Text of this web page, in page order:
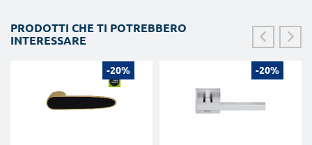
PRODOTTI CHE TI POTREBBERO
INTERESSARE
-20% -20%